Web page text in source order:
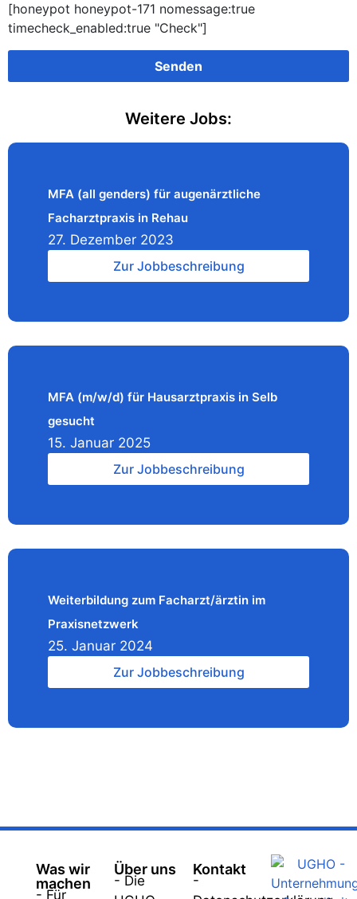
[honeypot honeypot-171 nomessage:true
timecheck_enabled:true "Check"]
Weitere Jobs:
MFA (all genders) für augenärztliche
Facharztpraxis in Rehau
27. Dezember 2023
Zur Jobbeschreibung
MFA (m/w/d) für Hausarztpraxis in Selb
gesucht
15. Januar 2025
Zur Jobbeschreibung
Weiterbildung zum Facharzt/ärztin im
Praxisnetzwerk
25. Januar 2024
Zur Jobbeschreibung
Was wir
machen
- Für
Über uns
- Die
Kontakt
-